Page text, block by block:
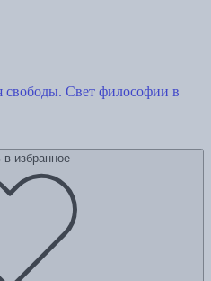
свободы. Свет философии в
в избранное